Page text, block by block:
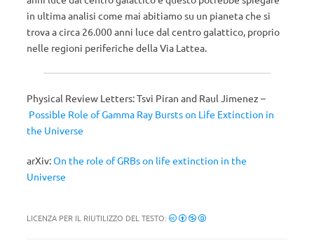
in ultima analisi come mai abitiamo su un pianeta che si
trova a circa 26.000 anni luce dal centro galattico, proprio
nelle regioni periferiche della Via Lattea.
Physical Review Letters: Tsvi Piran and Raul Jimenez –
Possible Role of Gamma Ray Bursts on Life Extinction in
the Universe
arXiv:On the role of GRBs on life extinction in the
Universe
LICENZA PER IL RIUTILIZZO DEL TESTO: